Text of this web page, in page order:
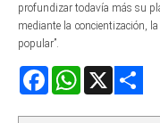
profundizar todavía más su
mediante la concientización,
popular”.
FacebookWhatsApp